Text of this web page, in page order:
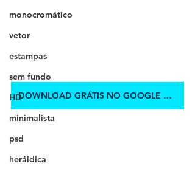
monocromático
vetor
estampas
sem fundo
HD
minimalista
psd
heráldica
DOWNLOAD GRÁTIS NO GOOGLE DRIVE